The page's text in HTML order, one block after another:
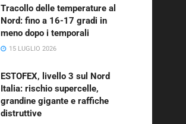
Tracollo delle temperature al
Nord: fino a 16-17 gradi in
meno dopo i temporali
15 LUGLIO 2026
ESTOFEX, livello 3 sul Nord
Italia: rischio supercelle,
grandine gigante e raffiche
distruttive